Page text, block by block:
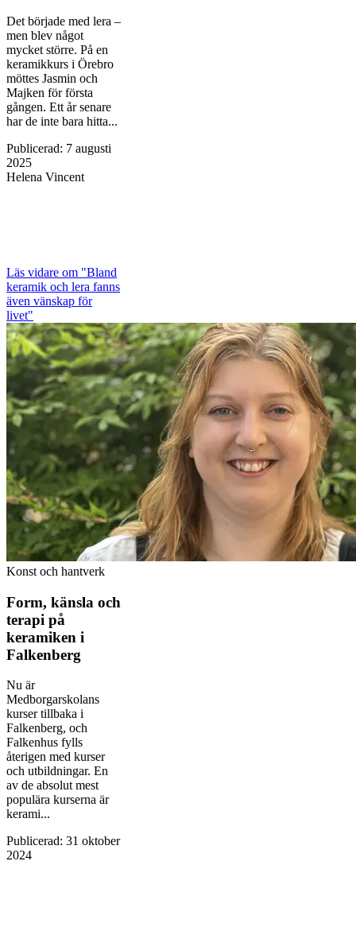
Det började med lera –
men blev något
mycket större. På en
keramikkurs i Örebro
möttes Jasmin och
Majken för första
gången. Ett år senare
har de inte bara hitta...
Publicerad: 7 augusti
2025
Helena Vincent
Läs vidare om "Bland
keramik och lera fanns
även vänskap för
livet"
Konst och hantverk
Form, känsla och
terapi på
keramiken i
Falkenberg
Nu är
Medborgarskolans
kurser tillbaka i
Falkenberg, och
Falkenhus fylls
återigen med kurser
och utbildningar. En
av de absolut mest
populära kurserna är
kerami...
Publicerad: 31 oktober
2024